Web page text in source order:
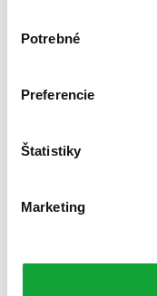
súhlasu
Potrebné
Preferencie
Štatistiky
Marketing